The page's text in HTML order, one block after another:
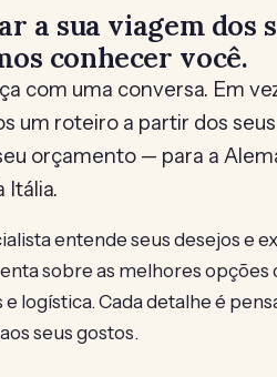
a sua viagem dos
conhecer você.
com uma conversa. Em
um roteiro a partir dos
orçamento — para a
Itália.
entende seus desejos e
sobre as melhores opções
logística. Cada detalhe é
seus gostos.